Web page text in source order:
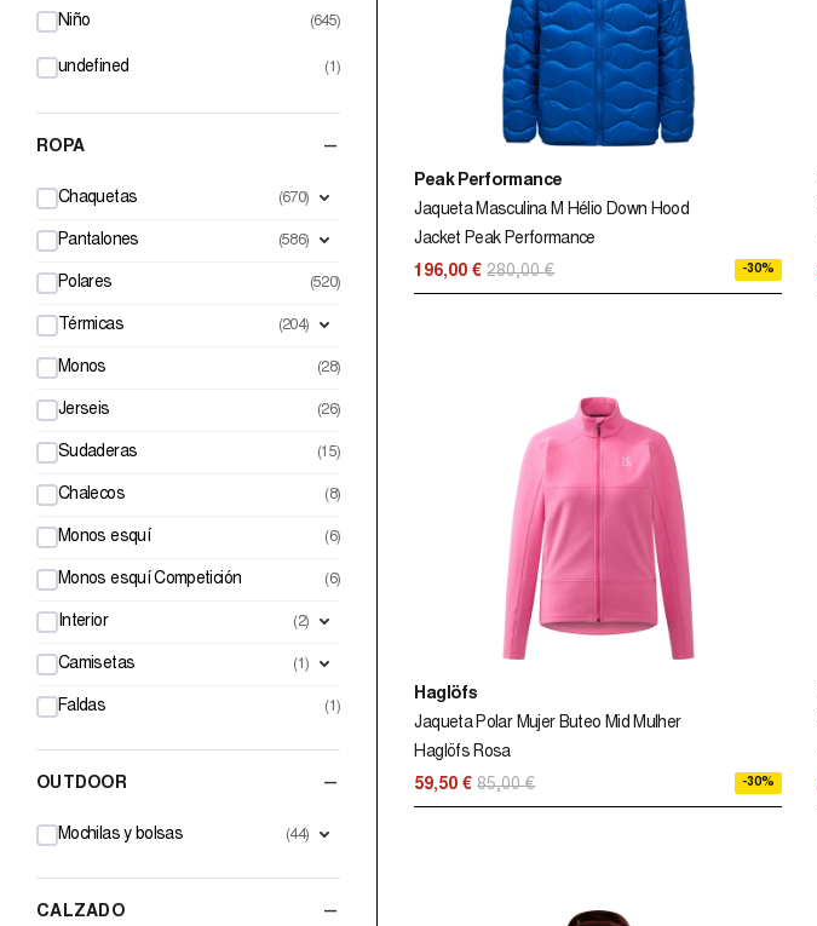
Niño (645)
undefined (1)
ROPA –
Chaquetas (670)
Pantalones (586)
Polares (520)
Térmicas (204)
Monos (28)
Jerseis (26)
Sudaderas (15)
Chalecos (8)
Monos esquí (6)
Monos esquí Competición (6)
Interior (2)
Camisetas (1)
Faldas (1)
OUTDOOR –
Mochilas y bolsas (44)
CALZADO –
Peak Performance
Jaqueta Masculina M Hélio Down Hood
Jacket Peak Performance
196,00 € 280,00 € -30%
Haglöfs
Jaqueta Polar Mujer Buteo Mid Mulher
Haglöfs Rosa
59,50 € 85,00 € -30%